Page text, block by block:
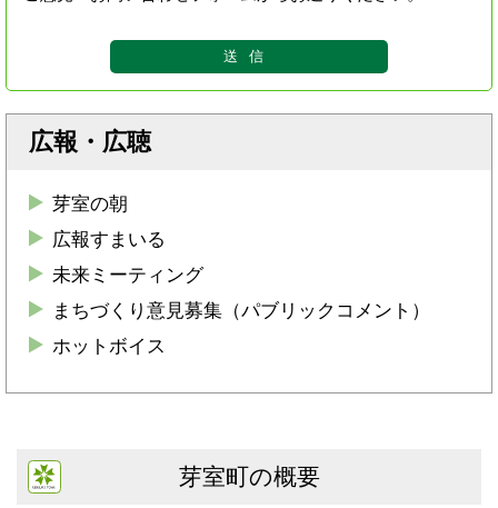
広報・広聴
芽室の朝
広報すまいる
未来ミーティング
まちづくり意見募集（パブリックコメント）
ホットボイス
芽室町の概要